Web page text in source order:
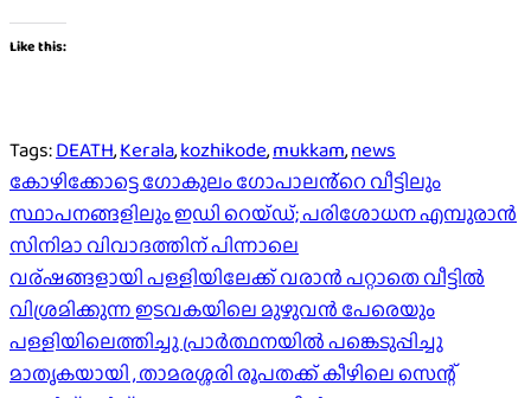
Like this:
Tags:DEATH,Kerala,kozhikode,mukkam,news
Post
navigation
കോഴിക്കോട്ടെ ഗോകുലം ഗോപാലൻ്റെ വീട്ടിലും
സ്ഥാപനങ്ങളിലും ഇഡി റെയ്‌ഡ്; പരിശോധന എമ്പുരാന്‍
സിനിമാ വിവാദത്തിന് പിന്നാലെ
വര്ഷങ്ങളായി പള്ളിയിലേക്ക് വരാൻ പറ്റാതെ വീട്ടിൽ
വിശ്രമിക്കുന്ന ഇടവകയിലെ മുഴുവൻ പേരെയും
പള്ളിയിലെത്തിച്ചു പ്രാർത്ഥനയിൽ പങ്കെടുപ്പിച്ചു
മാതൃകയായി , താമരശ്ശരി രൂപതക്ക് കീഴിലെ സെന്റ്